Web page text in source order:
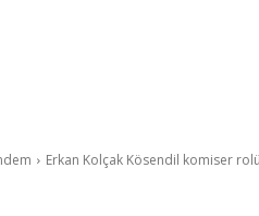
Erkan Kolçak Kösendil komiser